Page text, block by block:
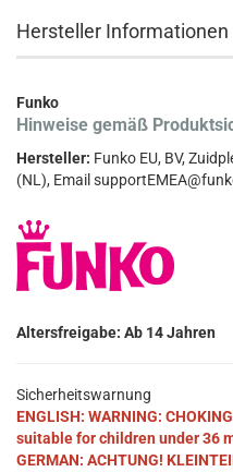
Hersteller Informationen
Funko
Hinweise gemäß
Hersteller: Funko EU, BV,
(NL), Email
Altersfreigabe: Ab 14 Jahren
Sicherheitswarnung
ENGLISH: WARNING:
suitable for children under 36
GERMAN: ACHTUNG!